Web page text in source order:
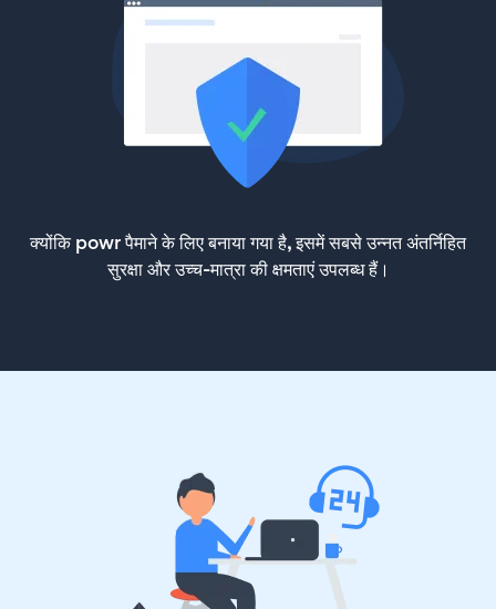
क्योंकि powr पैमाने के लिए बनाया गया है, इसमें सबसे उन्नत अंतर्निहित
सुरक्षा और उच्च-मात्रा की क्षमताएं उपलब्ध हैं।